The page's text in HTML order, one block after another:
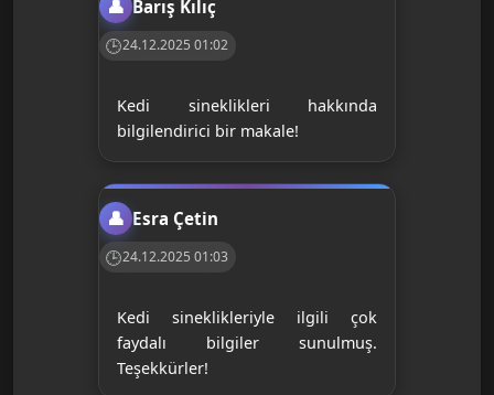
Barış Kılıç
24.12.2025 01:02
Kedi sineklikleri hakkında
bilgilendirici bir makale!
Esra Çetin
24.12.2025 01:03
Kedi sineklikleriyle ilgili çok
faydalı bilgiler sunulmuş.
Teşekkürler!